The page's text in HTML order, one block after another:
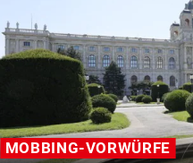
MOBBING-VORWÜRFE